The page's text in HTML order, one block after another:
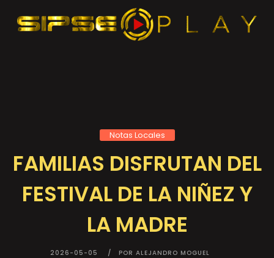
Notas Locales
FAMILIAS DISFRUTAN DEL
FESTIVAL DE LA NIÑEZ Y
LA MADRE
2026-05-05 POR ALEJANDRO MOGUEL